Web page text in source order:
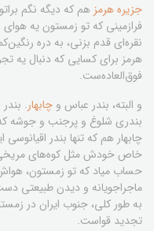
جزیره هرمز هم که دیگه نگم
فرازمینی که تو زمستون یه
نقره‌ای قدم بزنی، به دره
هرمز برای کسایی که دنبال
فوق‌العاده‌ست.
و البته، بندر عباس و چابهار.
بندری شلوغ و پرجنب و جوشه
چابهار هم که تنها بندر
خاص خودش مثل کوه‌های مریخی
حساب میاد که تو زمستون، هواش
ماجراجویانه و دیدن طبیعتی
به طور کلی، جنوب ایران در
تجدید قواست.